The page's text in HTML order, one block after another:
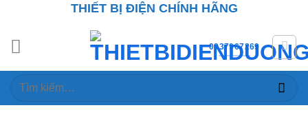
THIẾT BỊ ĐIỆN CHÍNH HÃNG
0937967269
Tìm